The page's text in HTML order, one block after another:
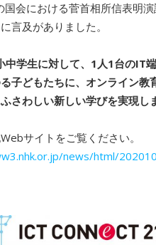
国会における菅首相所信表明
言及がありました。
中学生に対して、1人1台のIT
子どもたちに、オンライン教
さわしい新しい学びを実現し
サイトをご覧ください。
news/html/